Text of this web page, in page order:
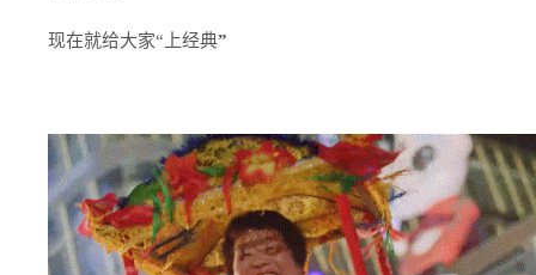
现在就给大家“上经典”